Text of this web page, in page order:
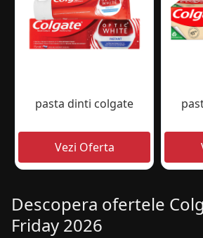
pasta dinti colgate
Descopera ofertele
Friday 2026